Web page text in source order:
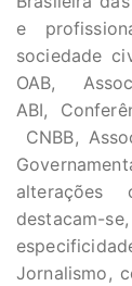
e
sociedade
OAB,
ABI,
CNBB,
alterações
destacam-
Jornalismo,